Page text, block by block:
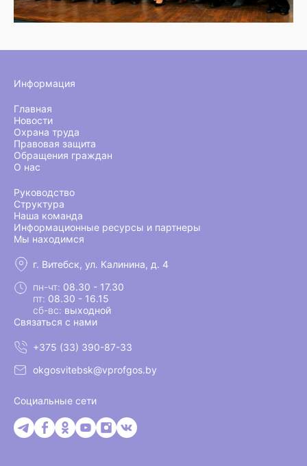
Информация
Главная
Новости
Охрана труда
Правовая защита
Обращения граждан
О нас
Руководство
Структура
Наша команда
Информационные ресурсы и партнеры
Мы находимся
г. Витебск, ул. Калинина, д. 4
пн-чт: 08.30 - 17.30
пт: 08.30 - 16.15
сб-вс: выходной
Связаться с нами
+375 (33) 390-87-33
okgosvitebsk@vprofgos.by
Социальные сети